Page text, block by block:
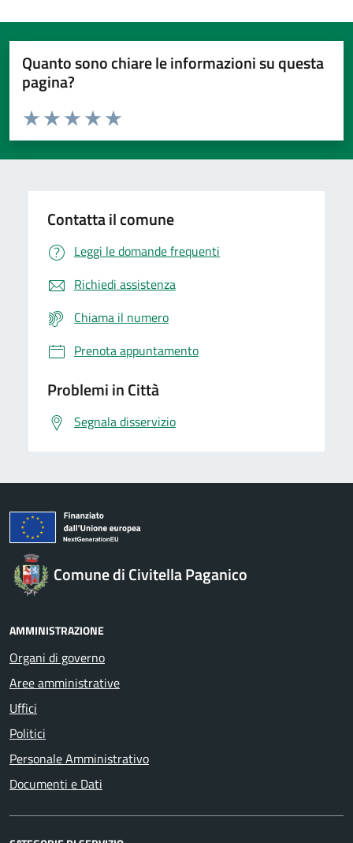
Quanto sono chiare le informazioni su questa
pagina?
Domanda
Valuta da 1 a 5 stelle la pagina
Valuta 5 stelle su 5
Valuta 4 stelle su 5
Valuta 3 stelle su 5
Valuta 2 stelle su 5
Valuta 1 stelle su 5
Contatta il comune
Leggi le domande frequenti
Richiedi assistenza
Chiama il numero
Prenota appuntamento
Problemi in Città
Segnala disservizio
Comune di Civitella Paganico
AMMINISTRAZIONE
Organi di governo
Aree amministrative
Uffici
Politici
Personale Amministrativo
Documenti e Dati